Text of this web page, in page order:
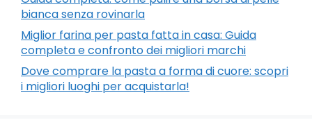
bianca senza rovinarla
Miglior farina per pasta fatta in casa: Guida
completa e confronto dei migliori marchi
Dove comprare la pasta a forma di cuore: scopri
i migliori luoghi per acquistarla!